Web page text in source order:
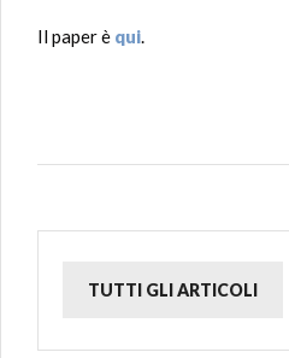
Il paper è qui
TUTTI GLI ARTICOLI